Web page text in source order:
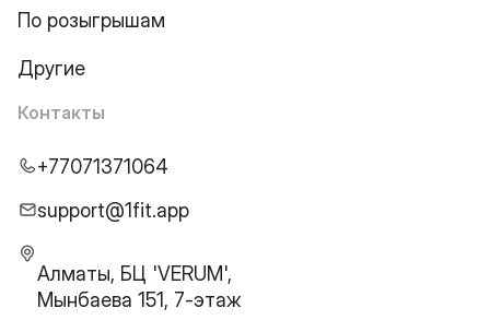
По розыгрышам
Другие
Контакты
+77071371064
support@1fit.app
Алматы, БЦ 'VERUM',
Мынбаева 151, 7-этаж